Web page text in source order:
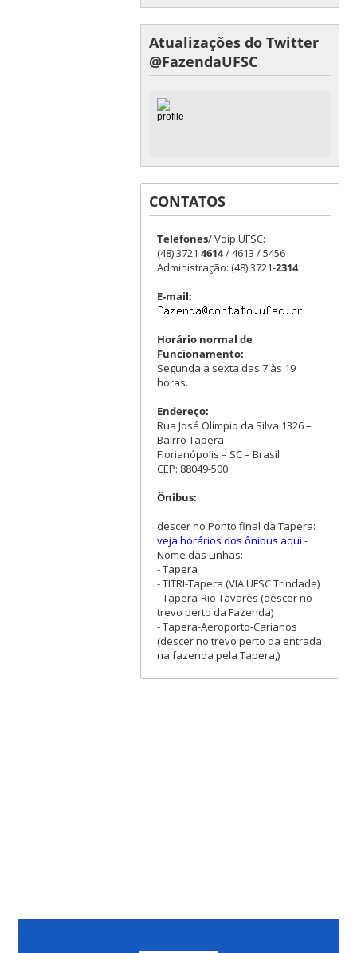
Atualizações do Twitter
@FazendaUFSC
CONTATOS
Telefones/ Voip UFSC:
(48) 3721 4614/ 4613 / 5456
Administração: (48) 3721-2314
E-mail:
Horário normal de
Funcionamento:
Segunda a sexta das 7 às 19
horas.
Endereço:
Rua José Olímpio da Silva 1326 –
Bairro Tapera
Florianópolis – SC – Brasil
CEP: 88049-500
Ônibus:
descer no Ponto final da Tapera:
veja horários dos ônibus aqui -
Nome das Linhas:
- Tapera
- TITRI-Tapera (VIA UFSC Trindade)
- Tapera-Rio Tavares (descer no
trevo perto da Fazenda)
- Tapera-Aeroporto-Carianos
(descer no trevo perto da entrada
na fazenda pela Tapera,)